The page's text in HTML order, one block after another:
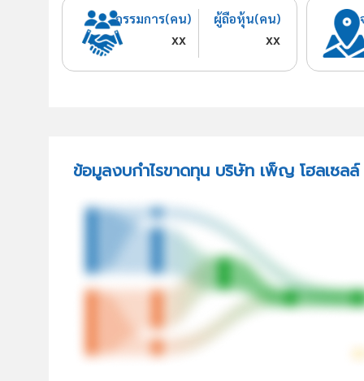
กรรมการ(คน)
xx
ผู้ถือหุ้น(คน)
xx
ข้อมูลงบกำไรขาดทุน บริษัท เพ็ญ โฮลเซล